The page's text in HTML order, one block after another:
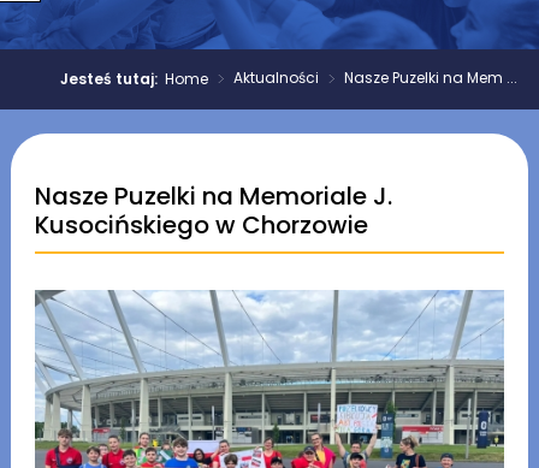
Jesteś tutaj:Home > Aktualności > Nasze Puzelki na Mem ...
Nasze Puzelki na Memoriale J.
Kusocińskiego w Chorzowie